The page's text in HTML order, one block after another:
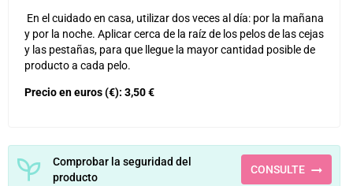
En el cuidado en casa, utilizar dos veces al día: por la mañana
y por la noche. Aplicar cerca de la raíz de los pelos de las cejas
y las pestañas, para que llegue la mayor cantidad posible de
producto a cada pelo.
Precio en euros (€): 3,50 €
Comprobar la seguridad del
producto
CONSULTE